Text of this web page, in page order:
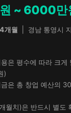
~ 6000만
개월 | 경남 통영시
은 평수에 따라 크게
)
금은 총 창업 예산의
월치)은 반드시 별도